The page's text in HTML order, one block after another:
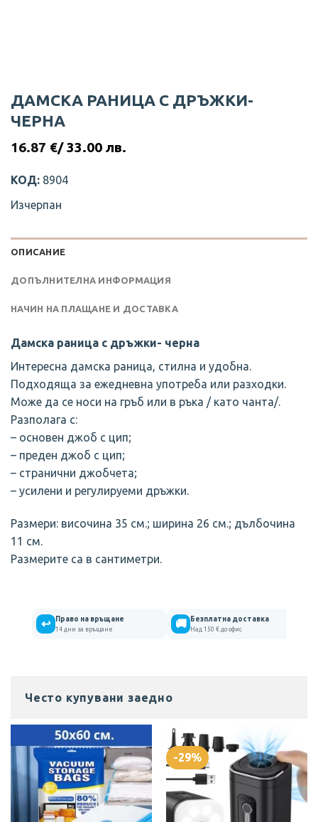
ДАМСКА РАНИЦА С ДРЪЖКИ-
ЧЕРНА
16.87 €/ 33.00 лв.
КОД: 8904
Изчерпан
ОПИСАНИЕ
ДОПЪЛНИТЕЛНА ИНФОРМАЦИЯ
НАЧИН НА ПЛАЩАНЕ И ДОСТАВКА
Дамска раница с дръжки- черна
Интересна дамска раница, стилна и удобна.
Подходяща за ежедневна употреба или разходки.
Може да се носи на гръб или в ръка / като чанта/.
Разполага с:
– основен джоб с цип;
– преден джоб с цип;
– странични джобчета;
– усилени и регулируеми дръжки.
Размери: височина 35 см.; ширина 26 см.; дълбочина
11 см.
Размерите са в сантиметри.
↩ Право на връщане
14 дни за връщане 🚚 Безплатна доставка
Над 150 € до офис
Често купувани заедно
-29%